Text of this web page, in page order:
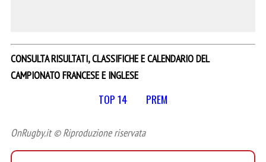
CONSULTA RISULTATI, CLASSIFICHE E CALENDARIO DEL
CAMPIONATO FRANCESE E INGLESE
TOP 14 PREM
OnRugby.it © Riproduzione riservata